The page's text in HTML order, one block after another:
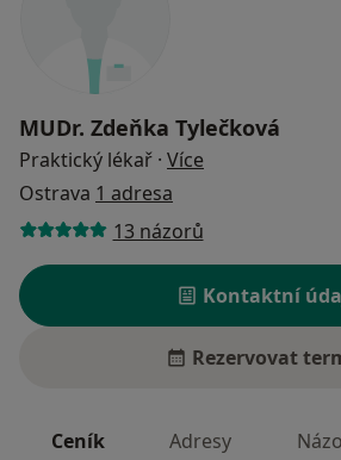
MUDr. Zdeňka Tylečková
Praktický lékař · Více
Ostrava 1 adresa
13 názorů
Kontaktní
Rezervovat
Ceník Adresy